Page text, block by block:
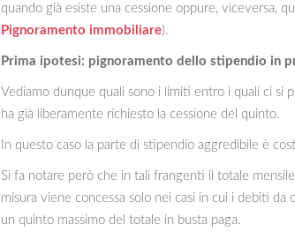
quando già esiste una cessione oppure, viceversa,
Pignoramento immobiliare).
Prima ipotesi: pignoramento dello stipendio in
Vediamo dunque quali sono i limiti entro i quali ci
ha già liberamente richiesto la cessione del quinto.
In questo caso la parte di stipendio aggredibile è
Si fa notare però che in tali frangenti il totale
misura viene concessa solo nei casi in cui i debiti
un quinto massimo del totale in busta paga.